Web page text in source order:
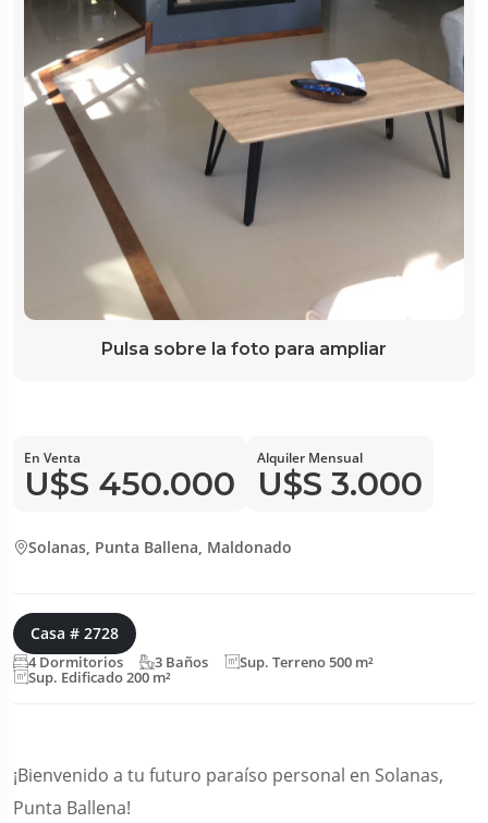
Pulsa sobre la foto para ampliar
En Venta
U$S 450.000
Alquiler Mensual
U$S 3.000
Solanas, Punta Ballena, Maldonado
Casa # 2728
4 Dormitorios 3 Baños Sup. Terreno 500 m²
Sup. Edificado 200 m²
¡Bienvenido a tu futuro paraíso personal en Solanas,
Punta Ballena!